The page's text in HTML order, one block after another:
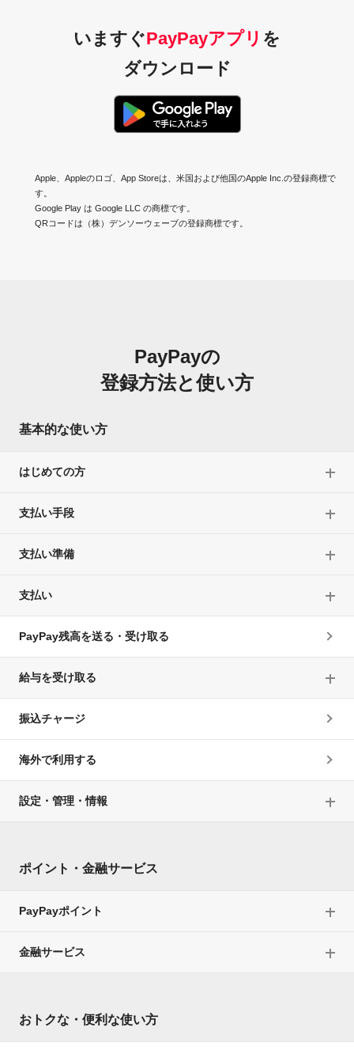
いますぐPayPayアプリ を
ダウンロード
Apple、Appleのロゴ、App Storeは、米国および他国のApple Inc.の登録商標で
す。
Google Play は Google LLC の商標です。
QRコードは（株）デンソーウェーブの登録商標です。
PayPayの
登録方法と使い方
基本的な使い方
はじめての方
支払い手段
支払い準備
支払い
PayPay残高を送る・受け取る
給与を受け取る
振込チャージ
海外で利用する
設定・管理・情報
ポイント・金融サービス
PayPayポイント
金融サービス
おトクな・便利な使い方